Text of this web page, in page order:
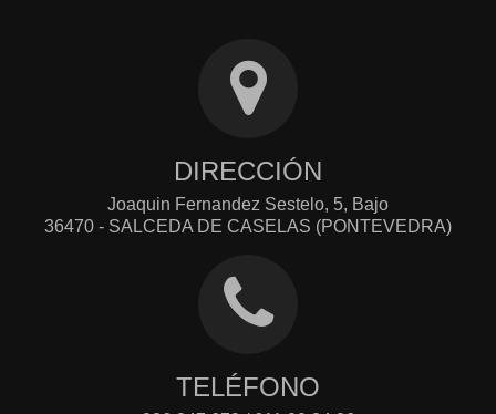
DIRECCIÓN
Joaquin Fernandez Sestelo, 5, Bajo
36470 - SALCEDA DE CASELAS (PONTEVEDRA)
TELÉFONO